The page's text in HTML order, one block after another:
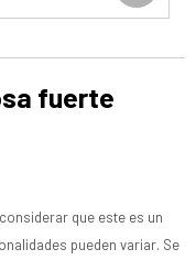
fuerte
que este es un
pueden variar. Se